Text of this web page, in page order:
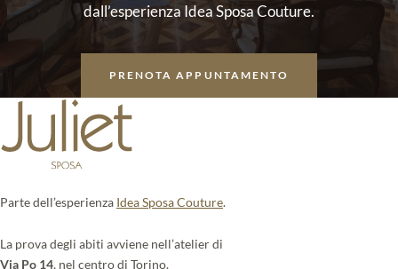
dall’esperienza Idea Sposa Couture.
PRENOTA APPUNTAMENTO
Parte dell’esperienza Idea Sposa Couture.
La prova degli abiti avviene nell’atelier di
Via Po 14, nel centro di Torino.